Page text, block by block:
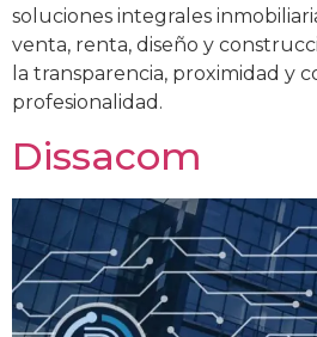
soluciones integrales
venta, renta, diseño y
la transparencia, proximidad y
profesionalidad.
Dissacom